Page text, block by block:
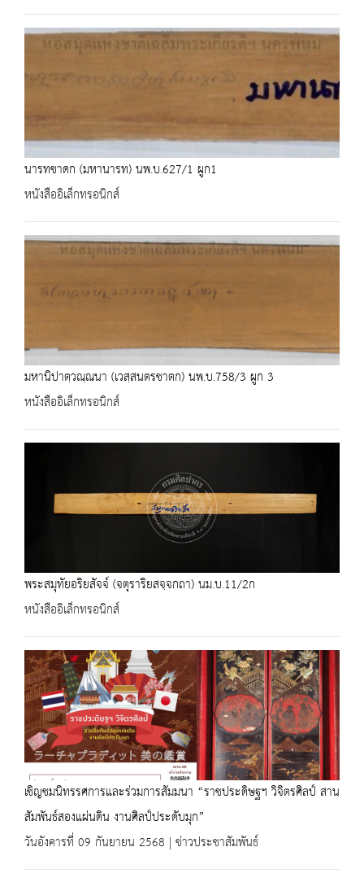
นารทชาดก (มหานารท) นพ.บ.627/1 ผูก1
หนังสืออิเล็กทรอนิกส์
มหานิปาตฺวณฺณนา (เวสฺสนตรชาตก) นพ.บ.758/3 ผูก 3
หนังสืออิเล็กทรอนิกส์
พระสมุทัยอริยสัจจ์ (จตุราริยสจฺจกถา) นม.บ.11/2ก
หนังสืออิเล็กทรอนิกส์
เชิญชมนิทรรศการและร่วมการสัมมนา “ราชประดิษฐฯ วิจิตรศิลป์ สาน
สัมพันธ์สองแผ่นดิน งานศิลป์ประดับมุก”
วันอังคารที่ 09 กันยายน 2568 | ข่าวประชาสัมพันธ์